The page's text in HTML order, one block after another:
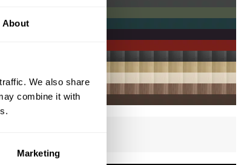
About
We also share
combine it with
Marketing